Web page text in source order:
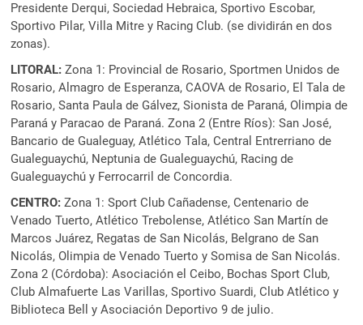
Presidente Derqui, Sociedad Hebraica, Sportivo Escobar,
Sportivo Pilar, Villa Mitre y Racing Club. (se dividirán en dos
zonas).
LITORAL: Zona 1: Provincial de Rosario, Sportmen Unidos de
Rosario, Almagro de Esperanza, CAOVA de Rosario, El Tala de
Rosario, Santa Paula de Gálvez, Sionista de Paraná, Olimpia de
Paraná y Paracao de Paraná. Zona 2 (Entre Ríos): San José,
Bancario de Gualeguay, Atlético Tala, Central Entrerriano de
Gualeguaychú, Neptunia de Gualeguaychú, Racing de
Gualeguaychú y Ferrocarril de Concordia.
CENTRO: Zona 1: Sport Club Cañadense, Centenario de
Venado Tuerto, Atlético Trebolense, Atlético San Martín de
Marcos Juárez, Regatas de San Nicolás, Belgrano de San
Nicolás, Olimpia de Venado Tuerto y Somisa de San Nicolás.
Zona 2 (Córdoba): Asociación el Ceibo, Bochas Sport Club,
Club Almafuerte Las Varillas, Sportivo Suardi, Club Atlético y
Biblioteca Bell y Asociación Deportivo 9 de julio.